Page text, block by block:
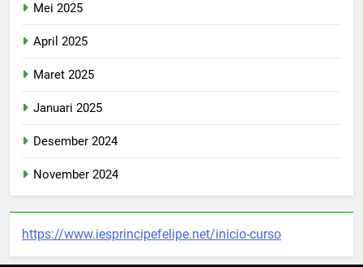
Mei 2025
April 2025
Maret 2025
Januari 2025
Desember 2024
November 2024
https://www.iesprincipefelipe.net/inicio-curso